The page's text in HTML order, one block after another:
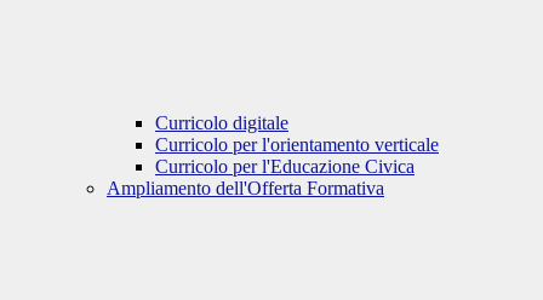
Curricolo digitale
Curricolo per l'orientamento verticale
Curricolo per l'Educazione Civica
Ampliamento dell'Offerta Formativa